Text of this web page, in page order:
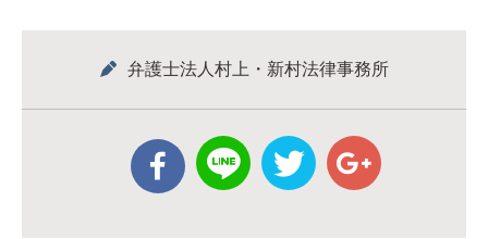
弁護士法人村上・新村法律事務所